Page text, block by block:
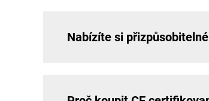
Nabízíte si